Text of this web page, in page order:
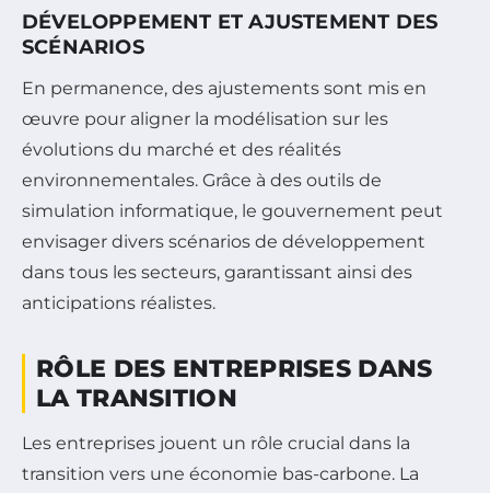
DÉVELOPPEMENT ET AJUSTEMENT DES
SCÉNARIOS
En permanence, des ajustements sont mis en
œuvre pour aligner la modélisation sur les
évolutions du marché et des réalités
environnementales. Grâce à des outils de
simulation informatique, le gouvernement peut
envisager divers scénarios de développement
dans tous les secteurs, garantissant ainsi des
anticipations réalistes.
RÔLE DES ENTREPRISES DANS
LA TRANSITION
Les entreprises jouent un rôle crucial dans la
transition vers une économie bas-carbone. La